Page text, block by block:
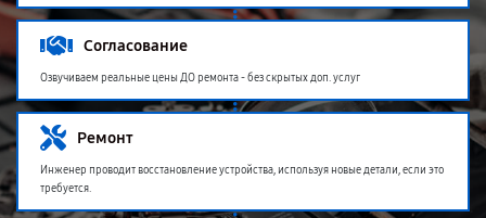
Согласование
Озвучиваем реальные цены ДО ремонта - без скрытых доп. услуг
Ремонт
Инженер проводит восстановление устройства, используя новые детали, если это
требуется.